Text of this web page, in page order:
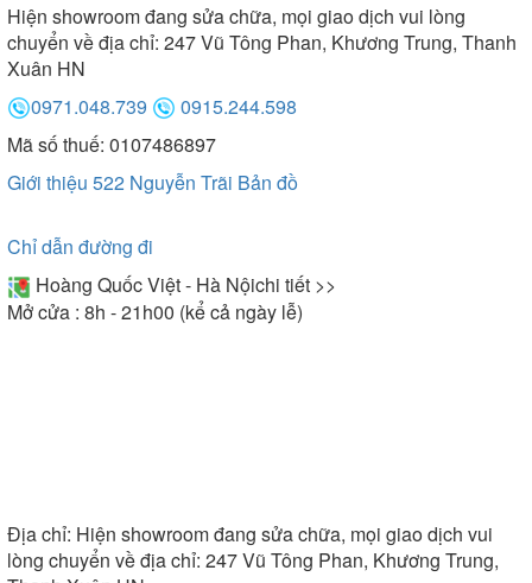
Hiện showroom đang sửa chữa, mọi giao dịch vui lòng
chuyển về địa chỉ: 247 Vũ Tông Phan, Khương Trung, Thanh
Xuân HN
0971.048.739
0915.244.598
Mã số thuế: 0107486897
Giới thiệu 522 Nguyễn Trãi Bản đồ
Chỉ dẫn đường đi
Hoàng Quốc Việt - Hà Nộichi tiết >>
Mở cửa : 8h - 21h00 (kể cả ngày lễ)
Địa chỉ: Hiện showroom đang sửa chữa, mọi giao dịch vui
lòng chuyển về địa chỉ: 247 Vũ Tông Phan, Khương Trung,